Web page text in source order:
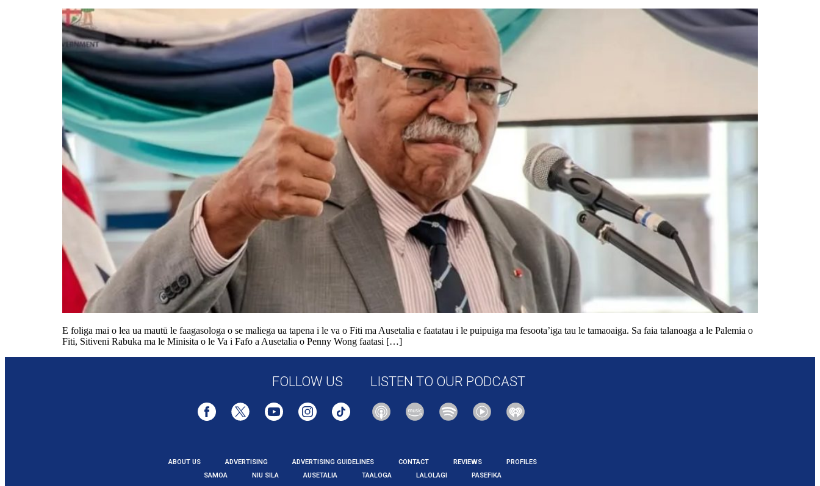
E foliga mai o lea ua mautū le faagasologa o se maliega ua tapena i le va o Fiti ma Ausetalia e faatatau i le puipuiga ma fesoota’iga tau le tamaoaiga. Sa faia talanoaga a le Palemia o
Fiti, Sitiveni Rabuka ma le Minisita o le Va i Fafo a Ausetalia o Penny Wong faatasi […]
FOLLOW US LISTEN TO OUR PODCAST
ABOUT US ADVERTISING ADVERTISING GUIDELINES CONTACT REVIEWS
PROFILES
SAMOA
NIU SILA AUSETALIA TAALOGA LALOLAGI
PASEFIKA